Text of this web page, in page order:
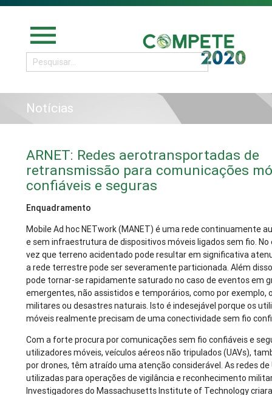
menu
Notícias
ARNET: Redes aerotransportadas de
retransmissão para comunicações
confiáveis e seguras
Enquadramento
Mobile Ad hoc NETwork (MANET) é uma rede continuamente
e sem infraestrutura de dispositivos móveis ligados sem fio.
vez que terreno acidentado pode resultar em significativa
a rede terrestre pode ser severamente particionada. Além
pode tornar-se rapidamente saturado no caso de eventos em
emergentes, não assistidos e temporários, como por exemplo,
militares ou desastres naturais. Isto é indesejável porque os
móveis realmente precisam de uma conectividade sem fio
Com a forte procura por comunicações sem fio confiáveis e
utilizadores móveis, veículos aéreos não tripulados (UAVs),
por drones, têm atraído uma atenção considerável. As redes de
utilizadas para operações de vigilância e reconhecimento
Investigadores do Massachusetts Institute of Technology